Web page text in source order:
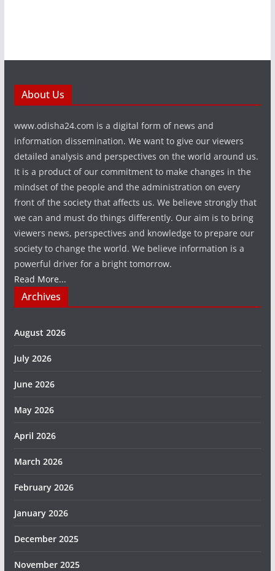
About Us
www.odisha24.com is a digital form of news and
information dissemination. We want to give our viewers
detailed analysis and perspectives on the world around us.
It is a product of our commitment to make changes in the
mindset of the people and the administration on every
front of the society that affects us. We believe strongly that
we can and must do things differently. Our aim is to bring
viewers news, perspectives and knowledge to prepare our
society to change the world. We believe information is a
powerful driver for a bright tomorrow.
Read More...
Archives
August 2026
July 2026
June 2026
May 2026
April 2026
March 2026
February 2026
January 2026
December 2025
November 2025